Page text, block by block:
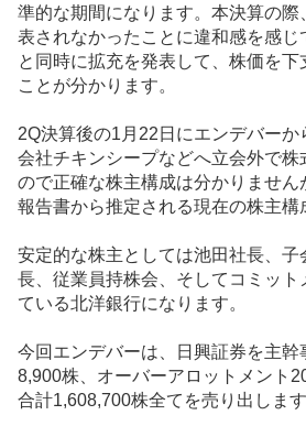
準的な期間になります。本決算の際
表されなかったことに違和感を感じ
と同時に拡充を発表して、株価を下
ことが分かります。
2Q決算後の1月22日にエンデバー
会社チキンシープなどへ立会外で株
ので正確な株主構成は分かりません
報告書から推定される現在の株主構
安定的な株主としては池田社長、子
長、従業員持株会、そしてコミット
ている北洋銀行になります。
今回エンデバーは、日興証券を主
8,900株、オーバーアロットメント
合計1,608,700株全てを売り出します